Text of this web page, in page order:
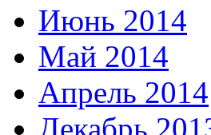
Июнь 2014
Май 2014
Апрель 2014